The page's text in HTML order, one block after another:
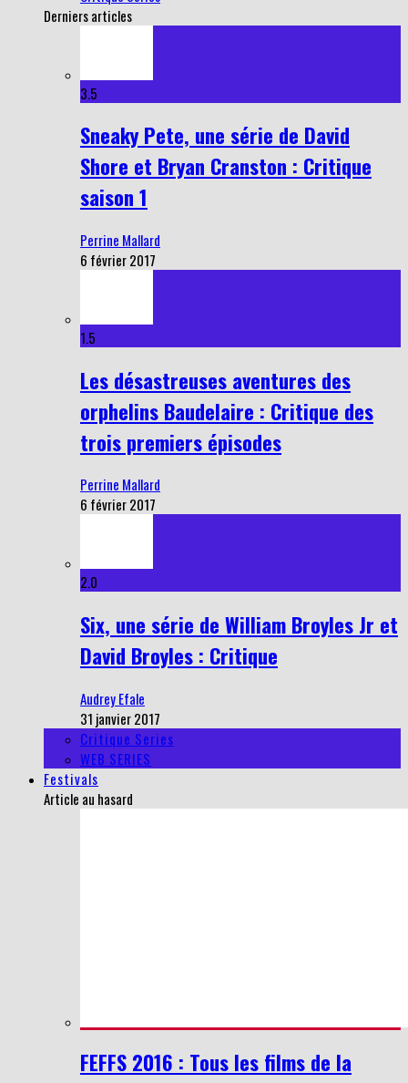
Derniers articles
3.5
Sneaky Pete, une série de David
Shore et Bryan Cranston : Critique
saison 1
Perrine Mallard
6 février 2017
1.5
Les désastreuses aventures des
orphelins Baudelaire : Critique des
trois premiers épisodes
Perrine Mallard
6 février 2017
2.0
Six, une série de William Broyles Jr et
David Broyles : Critique
Audrey Efale
31 janvier 2017
Critique Series
WEB SERIES
Festivals
Article au hasard
FEFFS 2016 : Tous les films de la